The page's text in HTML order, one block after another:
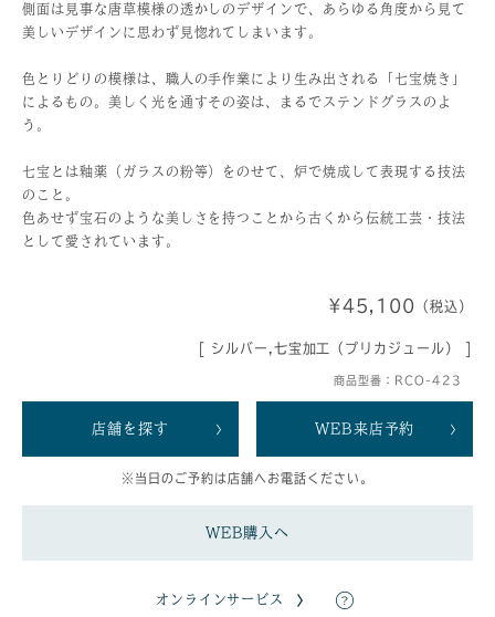
側面は見事な唐草模様の透かしのデザインで、あらゆる角度から見て
美しいデザインに思わず見惚れてしまいます。
色とりどりの模様は、職人の手作業により生み出される「七宝焼き」
によるもの。美しく光を通すその姿は、まるでステンドグラスのよ
う。
七宝とは釉薬（ガラスの粉等）をのせて、炉で焼成して表現する技法
のこと。
色あせず宝石のような美しさを持つことから古くから伝統工芸・技法
として愛されています。
¥45,100 （税込）
[ シルバー,七宝加工（プリカジュール） ]
商品型番：RCO-423
店舗を探す WEB来店予約
※当日のご予約は店舗へお電話ください。
WEB購入へ
オンラインサービス